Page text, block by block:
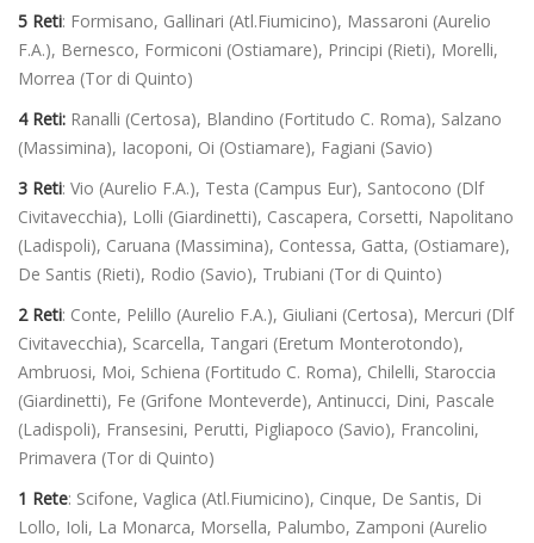
5 Reti: Formisano, Gallinari (Atl.Fiumicino), Massaroni (Aurelio
F.A.), Bernesco, Formiconi (Ostiamare), Principi (Rieti), Morelli,
Morrea (Tor di Quinto)
4 Reti: Ranalli (Certosa), Blandino (Fortitudo C. Roma), Salzano
(Massimina), Iacoponi, Oi (Ostiamare), Fagiani (Savio)
3 Reti: Vio (Aurelio F.A.), Testa (Campus Eur), Santocono (Dlf
Civitavecchia), Lolli (Giardinetti), Cascapera, Corsetti, Napolitano
(Ladispoli), Caruana (Massimina), Contessa, Gatta, (Ostiamare),
De Santis (Rieti), Rodio (Savio), Trubiani (Tor di Quinto)
2 Reti: Conte, Pelillo (Aurelio F.A.), Giuliani (Certosa), Mercuri (Dlf
Civitavecchia), Scarcella, Tangari (Eretum Monterotondo),
Ambruosi, Moi, Schiena (Fortitudo C. Roma), Chilelli, Staroccia
(Giardinetti), Fe (Grifone Monteverde), Antinucci, Dini, Pascale
(Ladispoli), Fransesini, Perutti, Pigliapoco (Savio), Francolini,
Primavera (Tor di Quinto)
1 Rete: Scifone, Vaglica (Atl.Fiumicino), Cinque, De Santis, Di
Lollo, Ioli, La Monarca, Morsella, Palumbo, Zamponi (Aurelio